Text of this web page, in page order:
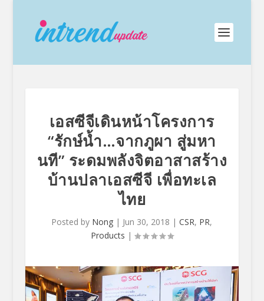
เอสซีจีเดินหน้าโครงการ
“รักษ์น้ำ…จากภูผา สู่มหา
นที” ระดมพลังจิตอาสาสร้าง
บ้านปลาเอสซีจี เพื่อทะเล
ไทย
Posted by Nong | Jun 30, 2018 |CSR, PR,
Products |